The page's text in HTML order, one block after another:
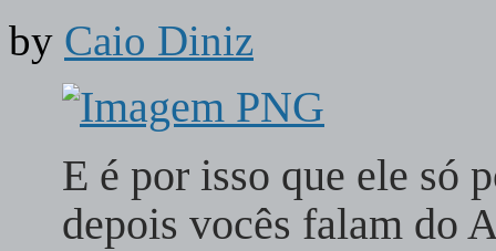
by Caio Diniz
E é por isso que ele só
depois vocês falam do